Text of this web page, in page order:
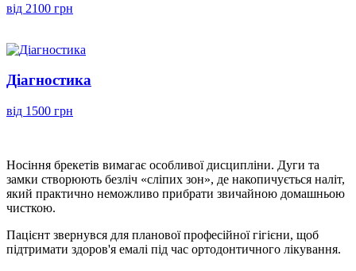
від 2100 грн
Діагностика
від 1500 грн
Носіння брекетів вимагає особливої дисципліни. Дуги та
замки створюють безліч «сліпих зон», де накопичується наліт,
який практично неможливо прибрати звичайною домашньою
чисткою.
Пацієнт звернувся для планової професійної гігієни, щоб
підтримати здоров'я емалі під час ортодонтичного лікування.